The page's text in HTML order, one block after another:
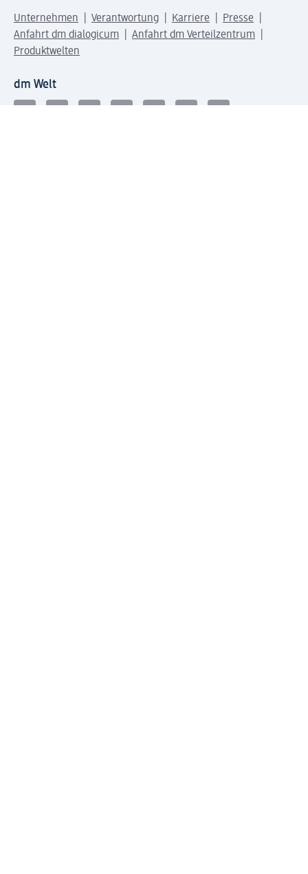
Unternehmen Verantwortung Karriere
Presse
Anfahrt dm dialogicum
Anfahrt dm Verteilzentrum
Produktwelten
dm Welt